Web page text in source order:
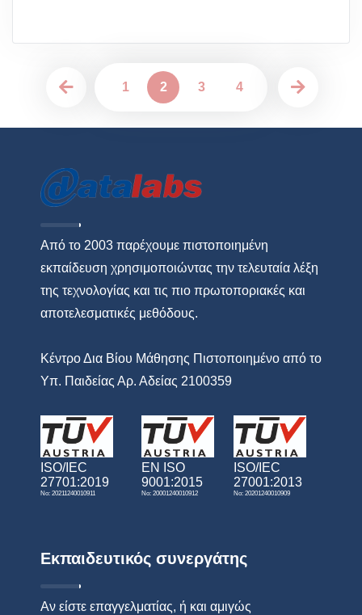
1 2 3 4
Από το 2003 παρέχουμε πιστοποιημένη
εκπαίδευση χρησιμοποιώντας την τελευταία λέξη
της τεχνολογίας και τις πιο πρωτοποριακές και
αποτελεσματικές μεθόδους.
Κέντρο Δια Βίου Μάθησης Πιστοποιημένο από το
Υπ. Παιδείας Αρ. Αδείας 2100359
ISO/IEC
27701:2019
No: 20211240010911
EN ISO
9001:2015
No: 20001240010912
ISO/IEC
27001:2013
No: 20201240010909
Εκπαιδευτικός συνεργάτης
Αν είστε επαγγελματίας, ή και αμιγώς